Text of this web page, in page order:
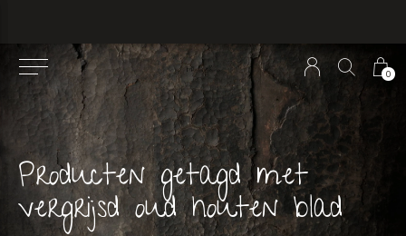
0
Producten getagd met
vergrijsd oud houten blad